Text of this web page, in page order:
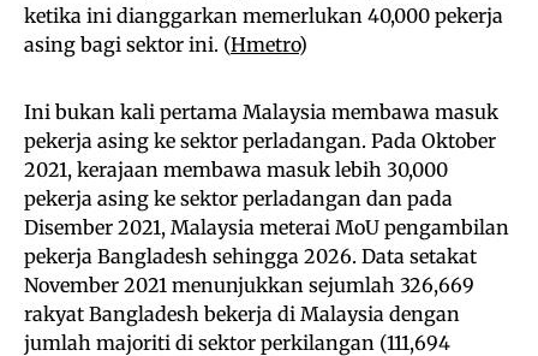
ketika ini dianggarkan memerlukan 40,000 pekerja
asing bagi sektor ini. (Hmetro)
Ini bukan kali pertama Malaysia membawa masuk
pekerja asing ke sektor perladangan. Pada Oktober
2021, kerajaan membawa masuk lebih 30,000
pekerja asing ke sektor perladangan dan pada
Disember 2021, Malaysia meterai MoU pengambilan
pekerja Bangladesh sehingga 2026. Data setakat
November 2021 menunjukkan sejumlah 326,669
rakyat Bangladesh bekerja di Malaysia dengan
jumlah majoriti di sektor perkilangan (111,694